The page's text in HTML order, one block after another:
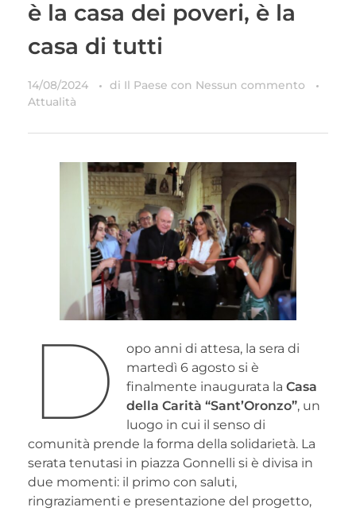
è la casa dei poveri, è la
casa di tutti
14/08/2024 di Il Paese con Nessun commento
Attualità
D
opo anni di attesa, la sera di
martedì 6 agosto si è
finalmente inaugurata laCasa
della Carità “Sant’Oronzo”, un
luogo in cui il senso di
comunità prende la forma della solidarietà. La
serata tenutasi in piazza Gonnelli si è divisa in
due momenti: il primo con saluti,
ringraziamenti e presentazione del progetto,